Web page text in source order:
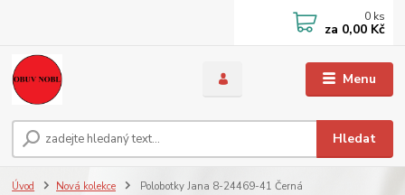
Menu
Hledat
0 ks
za 0,00 Kč
Úvod Nová kolekce Polobotky Jana 8-24469-41 Černá